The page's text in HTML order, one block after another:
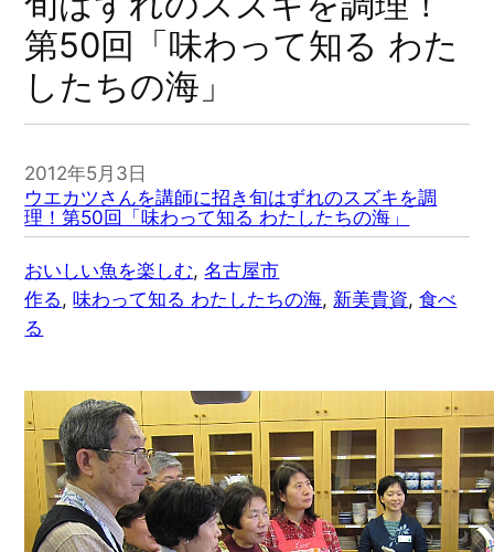
第50回「味わって知る わた
したちの海」
2012年5月3日
ウエカツさんを講師に招き旬はずれのスズキを調
理！第50回「味わって知る わたしたちの海」
おいしい魚を楽しむ, 名古屋市
作る, 味わって知る わたしたちの海, 新美貴資, 食べ
る